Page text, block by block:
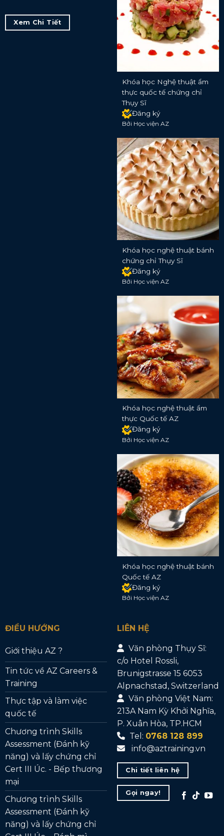
Xem Chi Tiết
Khóa học Nghệ thuật ẩm
thực quốc tế chứng chỉ
Thụy Sĩ
Đăng ký
Bởi Học viện AZ
Khóa học nghệ thuật bánh
chứng chỉ Thụy Sĩ
Đăng ký
Bởi Học viện AZ
Khóa học nghệ thuật ẩm
thực Quốc tế AZ
Đăng ký
Bởi Học viện AZ
Khóa học nghệ thuật bánh
Quốc tế AZ
Đăng ký
Bởi Học viện AZ
ĐIỀU HƯỚNG
Giới thiệu AZ ?
Tin tức về AZ Careers &
Training
Thực tập và làm việc
quốc tế
Chương trình Skills
Assessment (Đánh kỹ
năng) và lấy chứng chỉ
Cert III Úc. - Bếp thương
mại
Chương trình Skills
Assessment (Đánh kỹ
năng) và lấy chứng chỉ
LIÊN HỆ
Văn phòng Thụy Sĩ:
c/o Hotel Rossli,
Brunigstrasse 15 6053
Alpnachstad, Switzerland
Văn phòng Việt Nam:
213A Nam Kỳ Khởi Nghĩa,
P. Xuân Hòa, TP.HCM
Tel: 0768 128 899
info@aztraining.vn
Chi tiết liên hệ
Gọi ngay!